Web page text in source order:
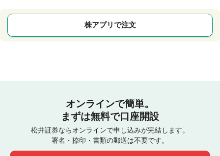
株アプリで注文
オンラインで簡単。
まずは無料で口座開設
松井証券ならオンラインで申し込みが完結します。
署名・捺印・書類の郵送は不要です。